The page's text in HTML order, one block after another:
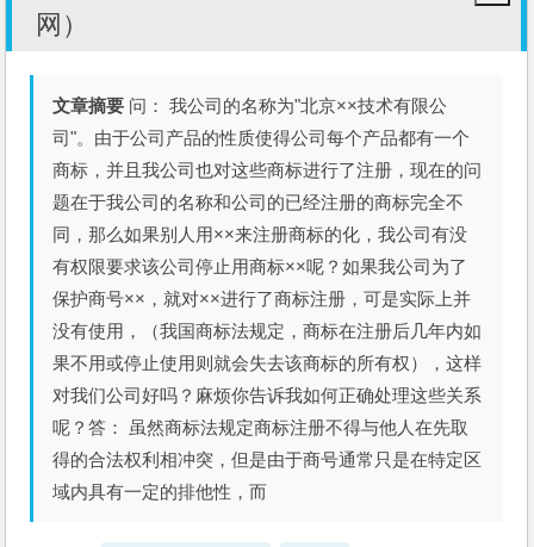
网）
文章摘要 问： 我公司的名称为"北京××技术有限公
司"。由于公司产品的性质使得公司每个产品都有一个
商标，并且我公司也对这些商标进行了注册，现在的问
题在于我公司的名称和公司的已经注册的商标完全不
同，那么如果别人用××来注册商标的化，我公司有没
有权限要求该公司停止用商标××呢？如果我公司为了
保护商号××，就对××进行了商标注册，可是实际上并
没有使用，（我国商标法规定，商标在注册后几年内如
果不用或停止使用则就会失去该商标的所有权），这样
对我们公司好吗？麻烦你告诉我如何正确处理这些关系
呢？答： 虽然商标法规定商标注册不得与他人在先取
得的合法权利相冲突，但是由于商号通常只是在特定区
域内具有一定的排他性，而